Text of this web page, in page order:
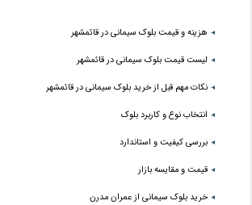
هزینه و قیمت بلوک سیمانی در قائمشهر
لیست قیمت بلوک سیمانی در قائمشهر
نکات مهم قبل از خرید بلوک سیمانی در قائمشهر
انتخاب نوع و کاربرد بلوک
بررسی کیفیت و استاندارد
قیمت و مقایسه بازار
خرید بلوک سیمانی از عمران مدرن